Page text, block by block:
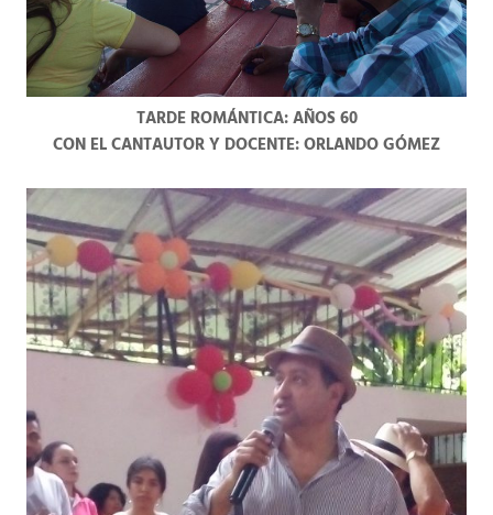
TARDE ROMÁNTICA: AÑOS 60
CON EL CANTAUTOR Y DOCENTE: ORLANDO GÓMEZ